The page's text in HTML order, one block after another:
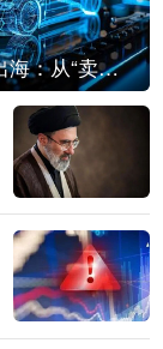
中国汽车出海：从“卖出去”到“走进去”